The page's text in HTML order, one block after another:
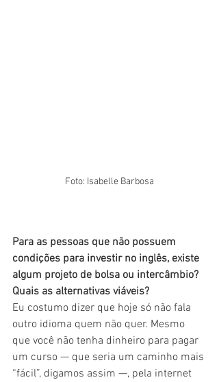
Foto: Isabelle Barbosa
Para as pessoas que não possuem
condições para investir no inglês, existe
algum projeto de bolsa ou intercâmbio?
Quais as alternativas viáveis?
Eu costumo dizer que hoje só não fala
outro idioma quem não quer. Mesmo
que você não tenha dinheiro para pagar
um curso — que seria um caminho mais
“fácil”, digamos assim —, pela internet